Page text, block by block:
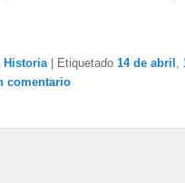
Historia | Etiquetado 14 de abril
comentario